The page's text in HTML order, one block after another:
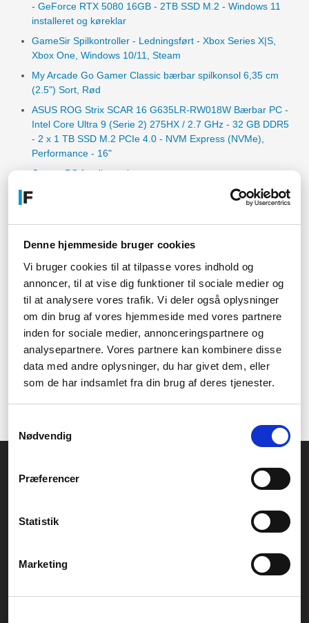
Denne hjemmeside bruger cookies
Vi bruger cookies til at tilpasse vores indhold og
annoncer, til at vise dig funktioner til sociale medier og
til at analysere vores trafik. Vi deler også oplysninger
om din brug af vores hjemmeside med vores partnere
inden for sociale medier, annonceringspartnere og
analysepartnere. Vores partnere kan kombinere disse
data med andre oplysninger, du har givet dem, eller
som de har indsamlet fra din brug af deres tjenester.
Nødvendig
Præferencer
Statistik
Marketing
- GeForce RTX 5080 16GB - 2TB SSD M.2 - Windows 11
installeret og køreklar
GameSir Spilkontroller - Ledningsført - Xbox Series X|S,
Xbox One, Windows 10/11, Steam
My Arcade Go Gamer Classic bærbar spilkonsol 6,35 cm
(2.5") Sort, Rød
ASUS ROG Strix SCAR 16 G635LR-RW018W Bærbar PC -
Intel Core Ultra 9 (Serie 2) 275HX / 2.7 GHz - 32 GB DDR5
- 2 x 1 TB SSD M.2 PCIe 4.0 - NVM Express (NVMe),
Performance - 16"
Gamer PC færdigsamlet
Føniks færdigbygget PC
Relaterede artikler
High End Gaming Computere - Når kun det bedste er godt
nok!
NZXT - kabinetter til gamere og entusiaster
Hvilken gamer PC skal jeg købe?
Føniks Computers guide til Fortnite - køb det helt rigtige
CVR.: 26208637
Generelle henvendelser:
Service- og reklamationsafdelingen: